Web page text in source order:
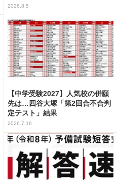
2026.8.5
【中学受験2027】人気校の併願
先は…四谷大塚「第2回合不合判
定テスト」結果
2026.7.16